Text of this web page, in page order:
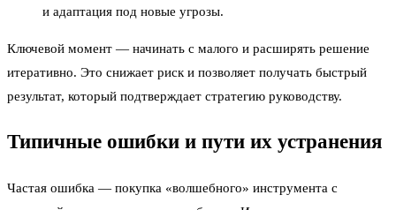
и адаптация под новые угрозы.
Ключевой момент — начинать с малого и расширять решение
итеративно. Это снижает риск и позволяет получать быстрый
результат, который подтверждает стратегию руководству.
Типичные ошибки и пути их устранения
Частая ошибка — покупка «волшебного» инструмента с